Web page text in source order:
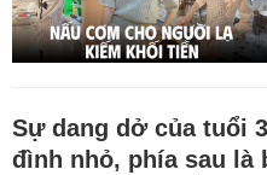
Sự dang dở của tuổi
đình nhỏ, phía sau là